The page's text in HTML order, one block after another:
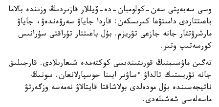
وسى سەبەپتى سەن-كولومبان-دە-ۆيللار قازىردىڭ وزىندە بالاما
باعىتتاردى دامىتۋعا كىرىسكەن: قاردا جاياۋ سەرۋەندەۋ، جاياۋ
مارشرۋتتار جانە جازعى تۋريزم. بۇل باعىتتار تۇراقتى سۇرانىس
كورسەتىپ وتىر.
تەگىن ماۋسىمنىڭ قورىتىندىسى كوكتەمدە شىعارىلادى. قارجىلىق
جانە تۋريستىك تالداۋ ءساۋىر ايىنا جوسپارلانعان. سونىڭ
ناتيجەسىندە بۇل مودەلدى بولاشاقتا قايتالاۋ نەمەسە وزگەرتۋ
ماسەلەسى شەشىلەدى.